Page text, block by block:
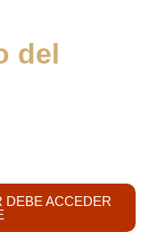
del
DEBE ACCEDER